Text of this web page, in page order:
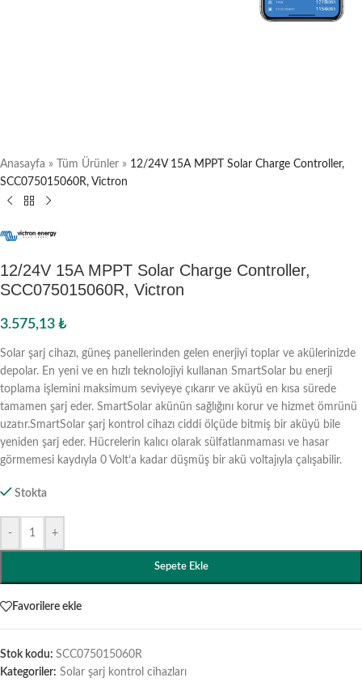
Anasayfa » Tüm Ürünler » 12/24V 15A MPPT Solar Charge Controller,
SCC075015060R, Victron
12/24V 15A MPPT Solar Charge Controller,
SCC075015060R, Victron
3.575,13 ₺
Solar şarj cihazı, güneş panellerinden gelen enerjiyi toplar ve akülerinizde
depolar. En yeni ve en hızlı teknolojiyi kullanan SmartSolar bu enerji
toplama işlemini maksimum seviyeye çıkarır ve aküyü en kısa sürede
tamamen şarj eder. SmartSolar akünün sağlığını korur ve hizmet ömrünü
uzatır.SmartSolar şarj kontrol cihazı ciddi ölçüde bitmiş bir aküyü bile
yeniden şarj eder. Hücrelerin kalıcı olarak sülfatlanmaması ve hasar
görmemesi kaydıyla 0 Volt’a kadar düşmüş bir akü voltajıyla çalışabilir.
Stokta
- +
Sepete Ekle
Favorilere ekle
Stok kodu: SCC075015060R
Kategoriler: Solar şarj kontrol cihazları